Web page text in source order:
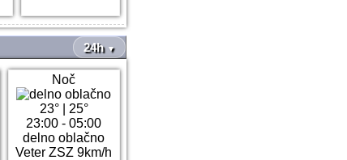
24h ▼
Noč
23°| 25°
23:00 - 05:00
delno oblačno
Veter ZSZ 9km/h